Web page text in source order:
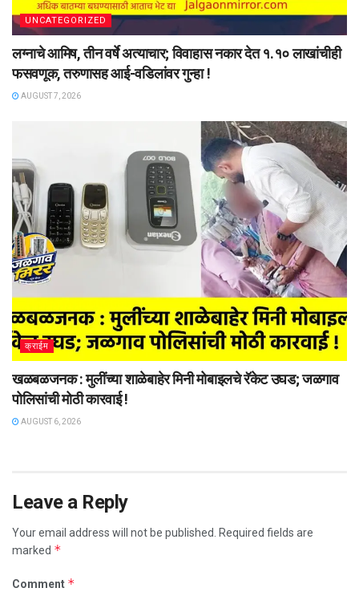
UNCATEGORIZED
लग्नाचे आमिष, तीन वर्षे अत्याचार; विवाहास नकार देत १.१० लाखांचीही
फसवणूक, तरुणासह आई-वडिलांवर गुन्हा !
AUGUST 7, 2026
क्राईम
खळबळजनक : मुलींच्या शाळेबाहेर मिनी मोबाइलचे रॅकेट उघड; जळगाव
पोलिसांची मोठी कारवाई !
AUGUST 6, 2026
Leave a Reply
Your email address will not be published.
Required fields are
marked *
Comment *